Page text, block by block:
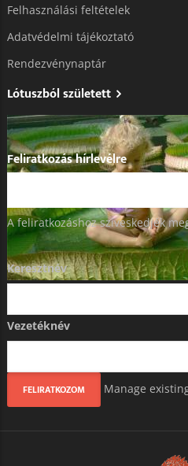
Felhasználási feltételek
Adatvédelmi tájékoztató​
Rendezvénynaptár
Lótuszból született
Feliratkozás hírlevélre
A feliratkozáshoz szíveskedjék
Keresztnév
Vezetéknév
Manage